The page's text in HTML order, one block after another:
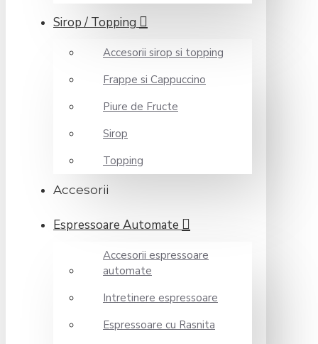
Sirop / Topping
Accesorii sirop si topping
Frappe si Cappuccino
Piure de Fructe
Sirop
Topping
Accesorii
Espressoare Automate
Accesorii espressoare
automate
Intretinere espressoare
Espressoare cu Rasnita